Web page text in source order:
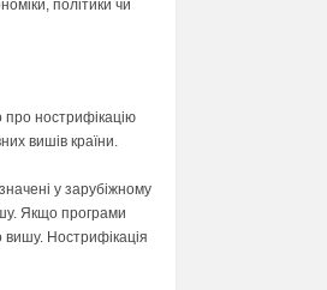
політики чи
про нострифікацію
вишів країни.
у зарубіжному
Якщо програми
вишу. Нострифікація